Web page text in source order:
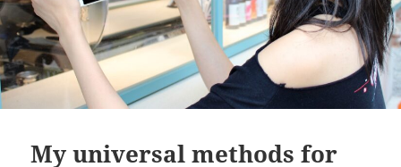
My universal methods for